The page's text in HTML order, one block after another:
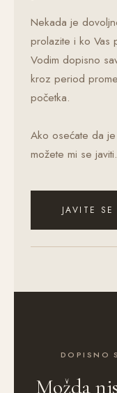
Nekada je
prolazite i ko Vas
Vodim dopisno
kroz period
početka.
Ako osećate da
možete mi se javiti.
JAVITE SE
DOPISNO
Možda